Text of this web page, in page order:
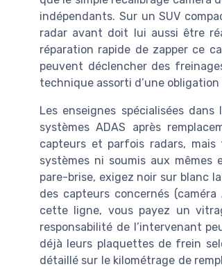
indépendants. Sur un SUV
radar avant doit lui aussi être
réparation rapide de zapper ce
peuvent déclencher des
technique assorti d’une
Les enseignes spécialisées
systèmes ADAS après
capteurs et parfois radars,
systèmes ni soumis aux mêmes
pare-brise, exigez noir sur blanc
des capteurs concernés
cette ligne, vous payez un
responsabilité de l’intervenant
déjà leurs plaquettes de frein
détaillé sur le kilométrage de